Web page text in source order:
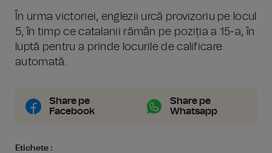
În urma victoriei, englezii urcă provizoriu pe locul
5, în timp ce catalanii rămân pe poziția a 15-a, în
luptă pentru a prinde locurile de calificare
automată.
Share pe
Facebook
Share pe
Whatsapp
Etichete :